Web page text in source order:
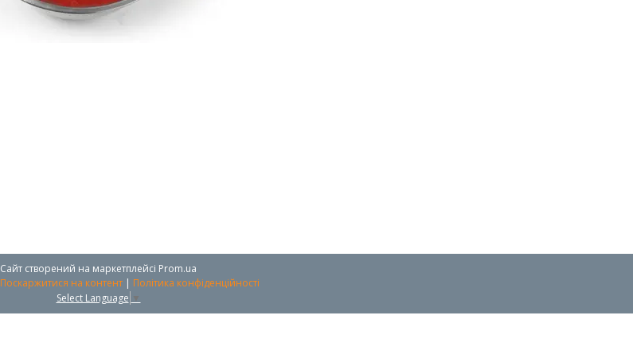
Сайт створений на маркетплейсі Prom.ua
Поскаржитися на контент | Політика конфіденційності
Select Language ▼